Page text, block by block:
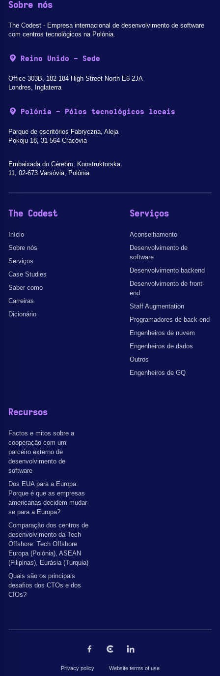
Sobre nós
The Codest - Empresa internacional de desenvolvimento de software
com centros tecnológicos na Polónia.
Reino Unido - Sede
Office 303B, 182-184 High Street North E6 2JA
Londres, Inglaterra
Polónia - Pólos tecnológicos locais
Parque de escritórios Fabryczna, Aleja
Pokoju 18, 31-564 Cracóvia
Embaixada do Cérebro, Konstruktorska
11, 02-673 Varsóvia, Polónia
The Codest
Início
Sobre nós
Serviços
Case Studies
Saber como
Carreiras
Dicionário
Serviços
Aconselhamento
Desenvolvimento de
software
Desenvolvimento backend
Desenvolvimento de front-
end
Staff Augmentation
Programadores de back-end
Engenheiros de nuvem
Engenheiros de dados
Outros
Engenheiros de GQ
Recursos
Factos e mitos sobre a
cooperação com um
parceiro externo de
desenvolvimento de
software
Dos EUA para a Europa:
Porque é que as empresas
americanas decidem mudar-
se para a Europa?
Comparação dos centros de
desenvolvimento da Tech
Offshore: Tech Offshore
Europa (Polónia), ASEAN
(Filipinas), Eurásia (Turquia)
Quais são os principais
desafios dos CTOs e dos
CIOs?
Privacy policy Website terms of use